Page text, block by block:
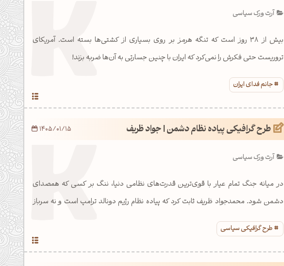
آرت ورک سیاسی
بیش از 38 روز است که تنگه هرمز بر روی بسیاری از کشتی‌ها بسته است. آمریکای
تروریست حتی فکرش را نمی‌کرد که ایران با چنین جسارتی به آن‌ها ضربه بزند!
جانم فدای ایران
طرح گرافیکی پیاده نظام دشمن | جواد ظریف
آرت ورک سیاسی
در میانه جنگ تمام عیار با قوی‌ترین قدرت‌های نظامی دنیا، ننگ بر کسی که همصدای
دشمن شود. محمدجواد ظریف ثابت کرد که پیاده نظام رژیم دونالد ترامپ است و نه سرباز
وطن!
طرح گرافیکی سیاسی
1405/01/15